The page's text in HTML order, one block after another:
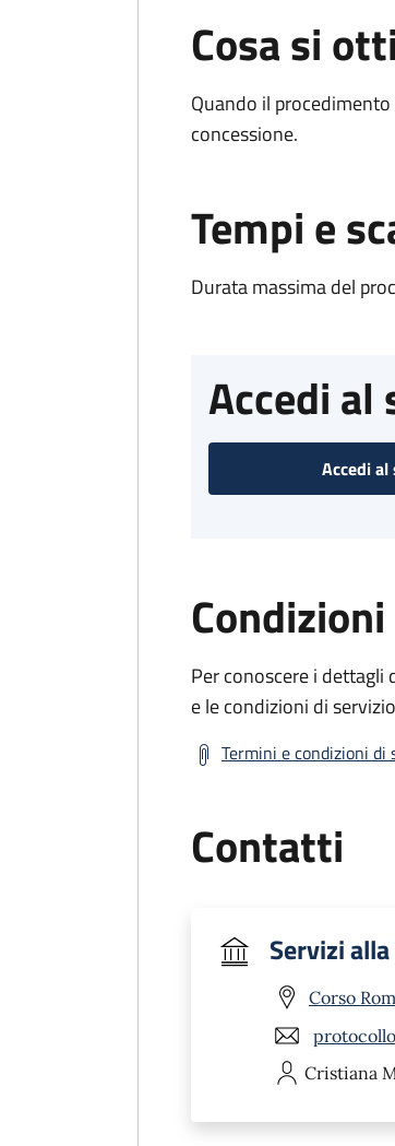
Cosa si
Quando il
concessione.
Tempi e
Durata massima del
Accedi al
Accedi
Per conoscere i
e le condizioni di
Termini e condizioni di
Contatti
Servizi
Corso
Cristiana